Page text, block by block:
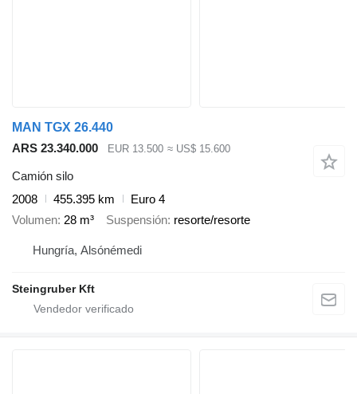
MAN TGX 26.440
ARS 23.340.000
EUR 13.500 ≈ US$ 15.600
Camión silo
2008
455.395 km
Euro 4
Volumen 28 m³ Suspensión resorte/resorte
Hungría, Alsónémedi
Steingruber Kft